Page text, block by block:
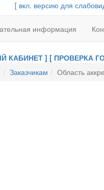
[ вкл. версию для
информация
КАБИНЕТ ] [ ПРОВЕРКА
Заказчикам Область